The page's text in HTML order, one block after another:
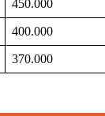
450.000
400.000
370.000